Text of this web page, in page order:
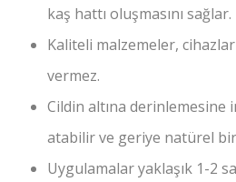
kaş hattı oluşmasını sağlar.
Kaliteli malzemeler,
vermez.
Cildin altına derinlemesine
atabilir ve geriye natürel
Uygulamalar yaklaşık 1-2